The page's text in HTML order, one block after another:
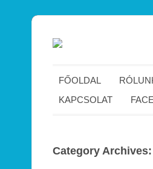
FŐOLDAL
KAPCSOLAT
Category